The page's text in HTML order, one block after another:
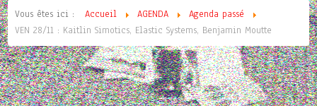
Vous êtes ici : Accueil AGENDA
Agenda passé
VEN 28/11 : Kaitlin Simotics, Elastic Systems, Benjamin Moutte